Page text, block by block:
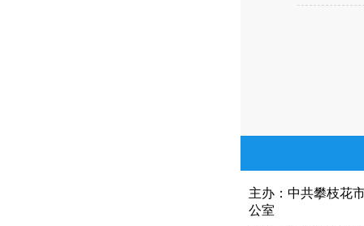
主办：中共攀枝
公室